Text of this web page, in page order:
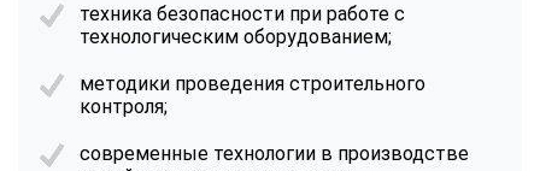
техника безопасности при работе с
технологическим оборудованием;
методики проведения строительного
контроля;
современные технологии в производстве